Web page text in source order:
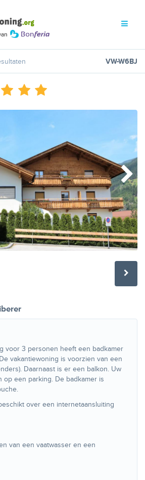
VW-W6BJ
voor 3 personen heeft een badkamer
vakantiewoning is voorzien van een
Daarnaast is er een balkon. Uw
op een parking. De badkamer is
over een internetaansluiting
van een vaatwasser en een